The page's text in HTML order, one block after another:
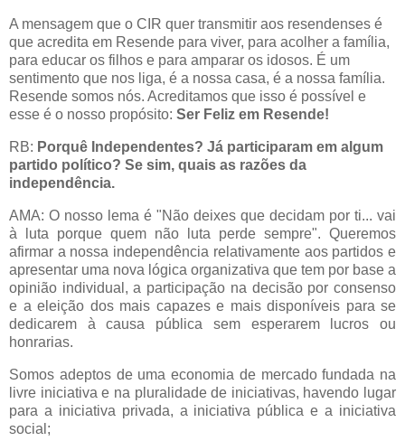
A mensagem que o CIR quer transmitir aos resendenses é
que acredita em Resende para viver, para acolher a família,
para educar os filhos e para amparar os idosos. É um
sentimento que nos liga, é a nossa casa, é a nossa família.
Resende somos nós. Acreditamos que isso é possível e
esse é o nosso propósito: Ser Feliz em Resende!
RB: Porquê Independentes? Já participaram em algum
partido político? Se sim, quais as razões da
independência.
AMA: O nosso lema é "Não deixes que decidam por ti... vai
à luta porque quem não luta perde sempre". Queremos
afirmar a nossa independência relativamente aos partidos e
apresentar uma nova lógica organizativa que tem por base a
opinião individual, a participação na decisão por consenso
e a eleição dos mais capazes e mais disponíveis para se
dedicarem à causa pública sem esperarem lucros ou
honrarias.
Somos adeptos de uma economia de mercado fundada na
livre iniciativa e na pluralidade de iniciativas, havendo lugar
para a iniciativa privada, a iniciativa pública e a iniciativa
social;